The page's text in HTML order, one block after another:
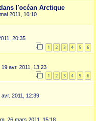
l'océan Arctique
2011, 10:10
20:35
1 2 3 4 5 6
19 avr. 2011, 13:23
1 2 3 4 5 6
avr. 2011, 12:39
26 mars 2011, 15:18